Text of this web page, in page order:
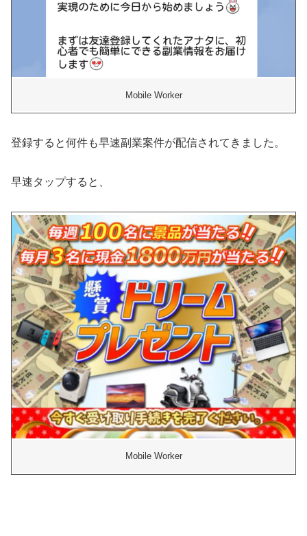
Mobile Worker
登録すると何件も早速副業案件が配信されてきました。
早速タップすると、
Mobile Worker